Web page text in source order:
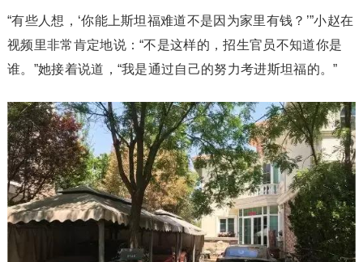
“有些人想，‘你能上斯坦福难道不是因为家里有钱？’”小赵在
视频里非常肯定地说：“不是这样的，招生官员不知道你是
谁。”她接着说道，“我是通过自己的努力考进斯坦福的。”